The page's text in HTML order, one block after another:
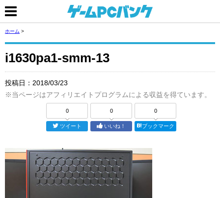
ホーム >
i1630pa1-smm-13
投稿日： 2018/03/23
※当ページはアフィリエイトプログラムによる収益を得ています。
0
ツイート
0
いいね！
0
ブックマーク